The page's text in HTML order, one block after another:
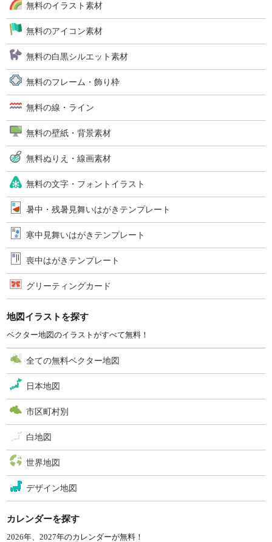
無料のイラスト素材
無料のアイコン素材
無料の白黒シルエット素材
無料のフレーム・飾り枠
無料の線・ライン
無料の壁紙・背景素材
無料ぬりえ・線画素材
無料の文字・フォントイラスト
暑中・残暑見舞いはがきテンプレート
寒中見舞いはがきテンプレート
喪中はがきテンプレート
グリーティングカード
地図イラストを探す
ベクター地図のイラストがすべて無料！
全ての無料ベクター地図
日本地図
市区町村別
白地図
世界地図
デザイン地図
カレンダーを探す
2026年、2027年のカレンダーが無料！